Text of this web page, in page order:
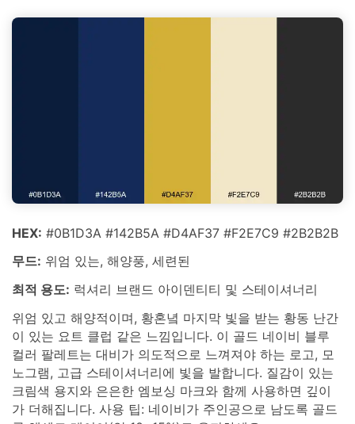
HEX: #0B1D3A #142B5A #D4AF37 #F2E7C9 #2B2B2B
무드: 위엄 있는, 해양풍, 세련된
최적 용도: 럭셔리 브랜드 아이덴티티 및 스테이셔너리
위엄 있고 해양적이며, 황혼녘 마지막 빛을 받는 황동 난간
이 있는 요트 클럽 같은 느낌입니다. 이 골드 네이비 블루
컬러 팔레트는 대비가 의도적으로 느껴져야 하는 로고, 모
노그램, 고급 스테이셔너리에 빛을 발합니다. 질감이 있는
크림색 용지와 은은한 엠보싱 마크와 함께 사용하면 깊이
가 더해집니다. 사용 팁: 네이비가 주인공으로 남도록 골드